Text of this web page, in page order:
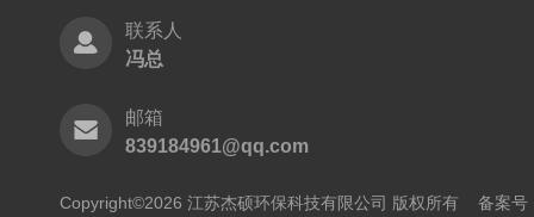
联系人
冯总
邮箱
839184961@qq.com
Copyright©2026 江苏杰硕环保科技有限公司 版权所有 备案号